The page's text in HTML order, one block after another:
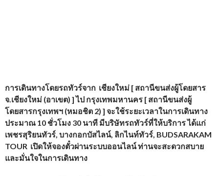
การเดินทางโดยรถทัวร์จาก เชียงใหม่ [ สถานีขนส่งผู้โดยสาร
จ.เชียงใหม่ (อาเขต) ] ไป กรุงเทพมหานคร [ สถานีขนส่งผู้
โดยสารกรุงเทพฯ (หมอชิต 2) ] จะใช้ระยะเวลาในการเดินทาง
ประมาณ 10 ชั่วโมง 30 นาที มีบริษัทรถทัวร์ที่ให้บริการได้แก่
เพชรสุริยนทัวร์, บางกอกบัสไลน์, ลิกไนท์ทัวร์, BUDSARAKAM
TOUR เปิดให้จองตั๋วผ่านระบบออนไลน์ ท่านจะสะดวกสบาย
และมั่นใจในการเดินทาง